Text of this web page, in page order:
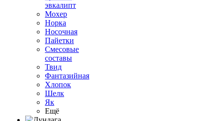
эвкалипт
Мохер
Норка
Носочная
Пайетки
Смесовые
составы
Твид
Фантазийная
Хлопок
Шелк
Як
Ещё